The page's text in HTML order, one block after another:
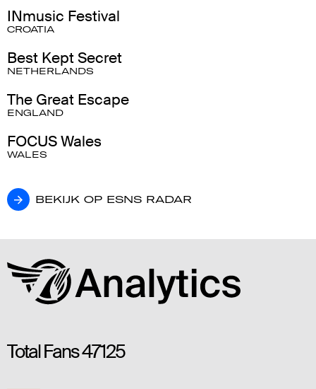
INmusic Festival
CROATIA
Best Kept Secret
NETHERLANDS
The Great Escape
ENGLAND
FOCUS Wales
WALES
BEKIJK OP ESNS RADAR
BEKIJK OP ESNS RADAR
Total Fans47125